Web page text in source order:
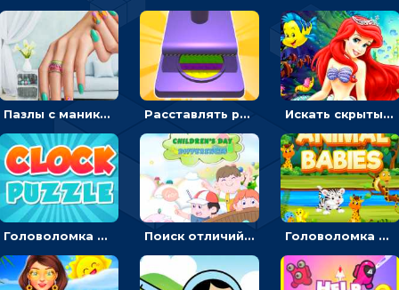
Пазлы с маникюром: собери идеальный рисунок для ногтей Расставлять резиновые кубики, чтобы делать поп-ит - гиперказуальные Искать скрытый алфавит на картинках с мультяшными героями - головоломка для детей
Головоломка с часами для детей: читать время по циферблату Поиск отличий на картинках с детьми - головоломка Головоломка Звери-малыши: открывай карточки по очереди, чтобы найти одинаковые